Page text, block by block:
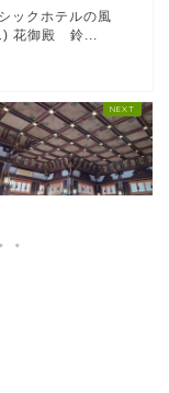
ックホテルの風
花御殿 鈴...